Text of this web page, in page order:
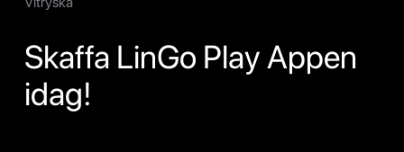
Skaffa LinGo Play Appen
idag!